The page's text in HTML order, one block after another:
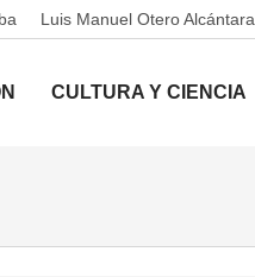
Luis Manuel Otero Alcántara
CULTURA Y CIENCIA